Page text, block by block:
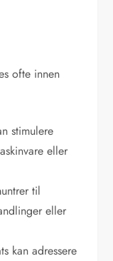
ofte innen
stimulere
eller
til
eller
kan adressere